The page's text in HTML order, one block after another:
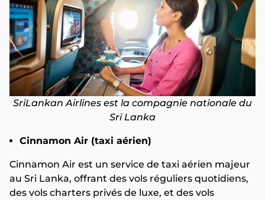
SriLankan Airlines est la compagnie nationale du
Sri Lanka
Cinnamon Air (taxi aérien)
Cinnamon Air est un service de taxi aérien majeur
au Sri Lanka, offrant des vols réguliers quotidiens,
des vols charters privés de luxe, et des vols